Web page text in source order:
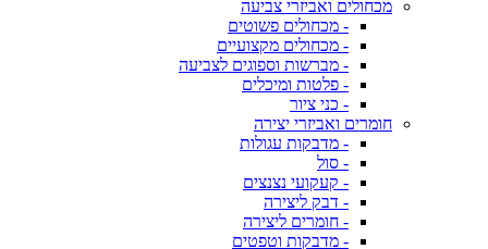
מכחולים ואביזרי צביעה
- מכחולים פשוטים
- מכחולים מקצועיים
- מברשות וספוגים לצביעה
- פלטות ומיכלים
- כני ציור
חומרים ואביזרי יצירה
- מדבקות עגולות
- סול
- קעקועי נצנצים
- דבק ליצירה
- חומרים ליצירה
- מדבקות וטפטים